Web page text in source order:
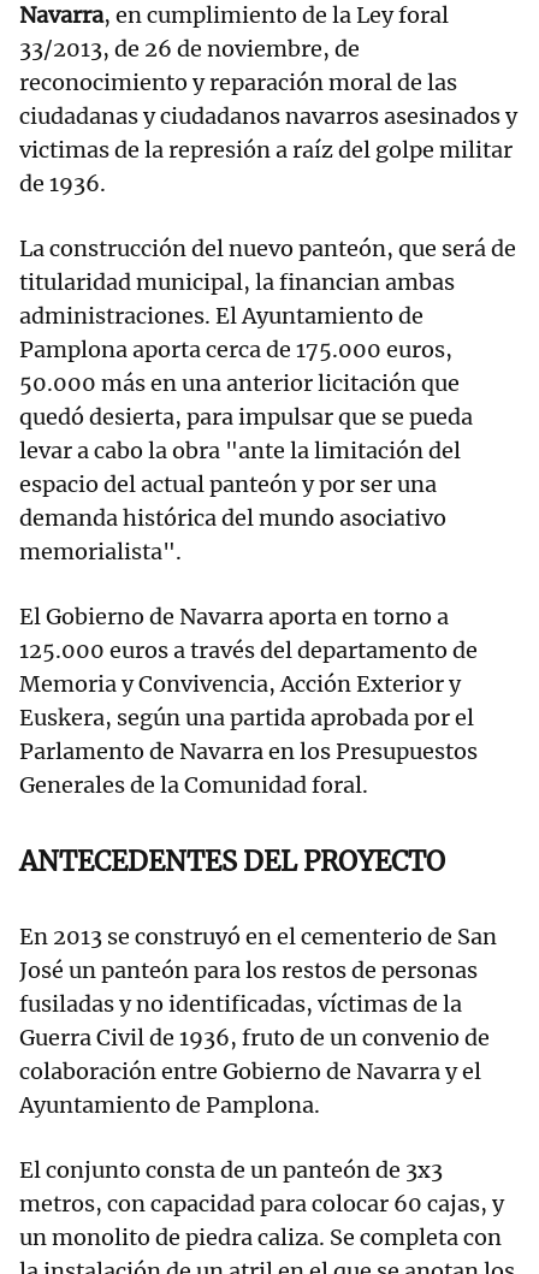
Navarra, en cumplimiento de la Ley foral
33/2013, de 26 de noviembre, de
reconocimiento y reparación moral de las
ciudadanas y ciudadanos navarros asesinados y
victimas de la represión a raíz del golpe militar
de 1936.
La construcción del nuevo panteón, que será de
titularidad municipal, la financian ambas
administraciones. El Ayuntamiento de
Pamplona aporta cerca de 175.000 euros,
50.000 más en una anterior licitación que
quedó desierta, para impulsar que se pueda
levar a cabo la obra "ante la limitación del
espacio del actual panteón y por ser una
demanda histórica del mundo asociativo
memorialista".
El Gobierno de Navarra aporta en torno a
125.000 euros a través del departamento de
Memoria y Convivencia, Acción Exterior y
Euskera, según una partida aprobada por el
Parlamento de Navarra en los Presupuestos
Generales de la Comunidad foral.
ANTECEDENTES DEL PROYECTO
En 2013 se construyó en el cementerio de San
José un panteón para los restos de personas
fusiladas y no identificadas, víctimas de la
Guerra Civil de 1936, fruto de un convenio de
colaboración entre Gobierno de Navarra y el
Ayuntamiento de Pamplona.
El conjunto consta de un panteón de 3x3
metros, con capacidad para colocar 60 cajas, y
un monolito de piedra caliza. Se completa con